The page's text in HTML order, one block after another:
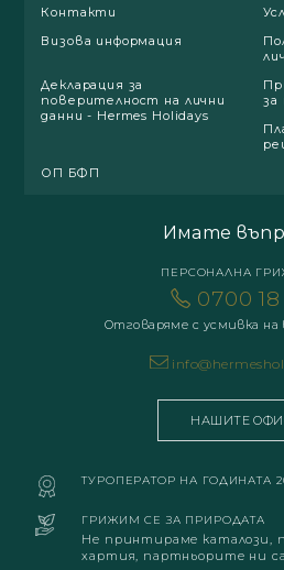
Контакти
Визова информация
Декларация за
поверителност на лични
данни - Hermes Holidays
за
ОП БФП
Имате
ПЕРСОНАЛНА
0700 18
Отговаряме с усмивка на
НАШИТЕ
ТУРОПЕРАТОР НА ГОДИНАТА
ГРИЖИМ СЕ ЗА ПРИРОДАТА
Не принтираме каталози,
хартия, партньорите ни